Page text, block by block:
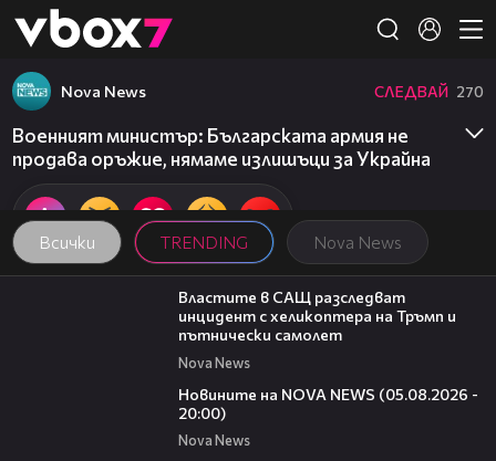
👾
Всички TRENDING Nova News
Nova News СЛЕДВАЙ 270
Военният министър: Българската армия не
продава оръжие, нямаме излишъци за Украйна
00:39
Властите в САЩ разследват
инцидент с хеликоптера на Тръмп и
пътнически самолет
Nova News
Новините на NOVA NEWS (05.08.2026 -
20:00)
Nova News